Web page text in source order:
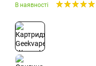
В наявності